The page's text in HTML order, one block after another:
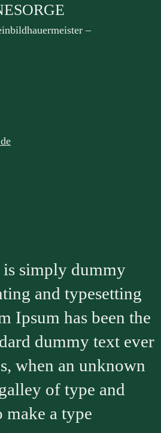
–
is simply dummy
and typesetting
Ipsum has been the
dummy text ever
when an unknown
of type and
make a type